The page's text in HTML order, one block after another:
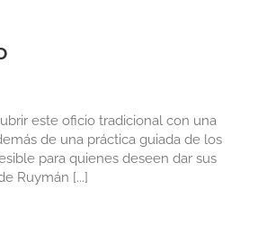
este oficio tradicional con una
de una práctica guiada de los
para quienes deseen dar sus
Ruymán [...]